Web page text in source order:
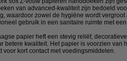
van advanced-kwaliteit zijn bedoeld
waardoor zowel de hygiëne wordt
gebruik in een sanitaire ruimte met
papier heft een stevig reliëf,
betere kwaliteit. Het papier is voorzien van
voor kort contact met voedingsmiddelen.